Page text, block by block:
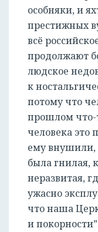
особняки, и
престижных
всё
продолжают
людское
к
потому что
прошлом что-
человека это
ему внушили,
была гнилая,
неразвитая,
ужасно
что наша
и